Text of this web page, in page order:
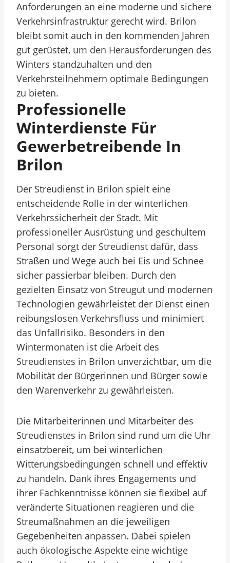
Anforderungen an eine moderne und sichere
Verkehrsinfrastruktur gerecht wird. Brilon
bleibt somit auch in den kommenden Jahren
gut gerüstet, um den Herausforderungen des
Winters standzuhalten und den
Verkehrsteilnehmern optimale Bedingungen
zu bieten.
Professionelle
Winterdienste Für
Gewerbetreibende In
Brilon
Der Streudienst in Brilon spielt eine
entscheidende Rolle in der winterlichen
Verkehrssicherheit der Stadt. Mit
professioneller Ausrüstung und geschultem
Personal sorgt der Streudienst dafür, dass
Straßen und Wege auch bei Eis und Schnee
sicher passierbar bleiben. Durch den
gezielten Einsatz von Streugut und modernen
Technologien gewährleistet der Dienst einen
reibungslosen Verkehrsfluss und minimiert
das Unfallrisiko. Besonders in den
Wintermonaten ist die Arbeit des
Streudienstes in Brilon unverzichtbar, um die
Mobilität der Bürgerinnen und Bürger sowie
den Warenverkehr zu gewährleisten.
Die Mitarbeiterinnen und Mitarbeiter des
Streudienstes in Brilon sind rund um die Uhr
einsatzbereit, um bei winterlichen
Witterungsbedingungen schnell und effektiv
zu handeln. Dank ihres Engagements und
ihrer Fachkenntnisse können sie flexibel auf
veränderte Situationen reagieren und die
Streumaßnahmen an die jeweiligen
Gegebenheiten anpassen. Dabei spielen
auch ökologische Aspekte eine wichtige